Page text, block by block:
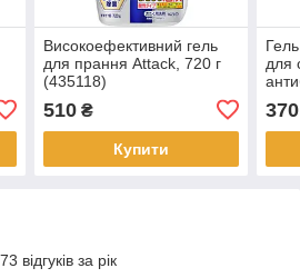
Високоефективний гель
для прання Attack, 720 г
(435118)
510₴
Купити
для
370
відгуків за рік